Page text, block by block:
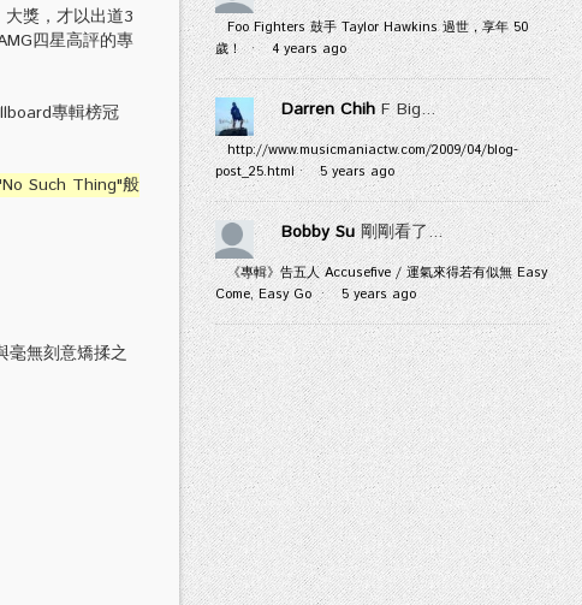
獎，才以出道3
四星高評的專
專輯榜冠
Such Thing"般
毫無刻意矯揉之
Foo Fighters 鼓手 Taylor Hawkins 過世，享年 50
歲！· 4 years ago
Darren Chih F Big...
http://www.musicmaniactw.com/2009/04/blog-
post_25.html· 5 years ago
Bobby Su 剛剛看了...
《專輯》告五人 Accusefive / 運氣來得若有似無 Easy
Come, Easy Go· 5 years ago